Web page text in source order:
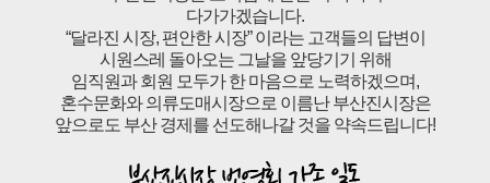
다가가겠습니다.
“달라진 시장, 편안한 시장” 이라는 고객들의 답변이
시원스레 돌아오는 그날을 앞당기기 위해
임직원과 회원 모두가 한 마음으로 노력하겠으며,
혼수문화와 의류도매시장으로 이름난 부산진시장은
앞으로도 부산 경제를 선도해나갈 것을 약속드립니다!